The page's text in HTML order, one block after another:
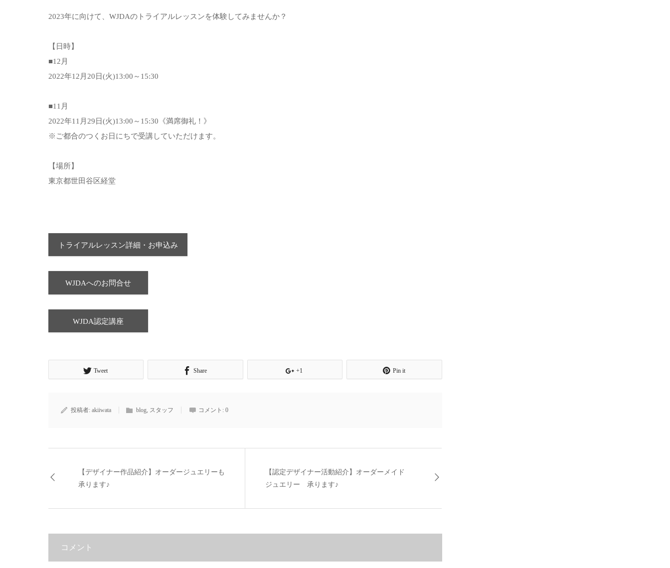
2023年に向けて、WJDAのトライアルレッスンを体験してみませんか？
【日時】
■12月
2022年12月20日(火)13:00～15:30
■11月
2022年11月29日(火)13:00～15:30《満席御礼！》
※ご都合のつくお日にちで受講していただけます。
【場所】
東京都世田谷区経堂
トライアルレッスン詳細・お申込み
WJDAへのお問合せ
WJDA認定講座
Tweet Share +1 Pin it
投稿者: akiiwata blog, スタッフ コメント: 0
【デザイナー作品紹介】オーダージュエリーも
承ります♪
【認定デザイナー活動紹介】オーダーメイド
ジュエリー 承ります♪
コメント